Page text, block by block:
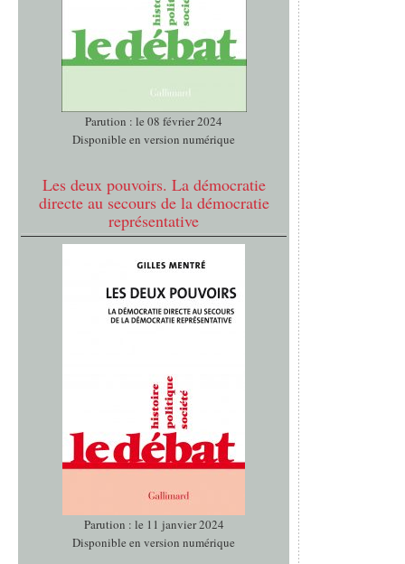
Parution : le 08 février 2024
Disponible en version numérique
Les deux pouvoirs. La démocratie
directe au secours de la démocratie
représentative
Parution : le 11 janvier 2024
Disponible en version numérique